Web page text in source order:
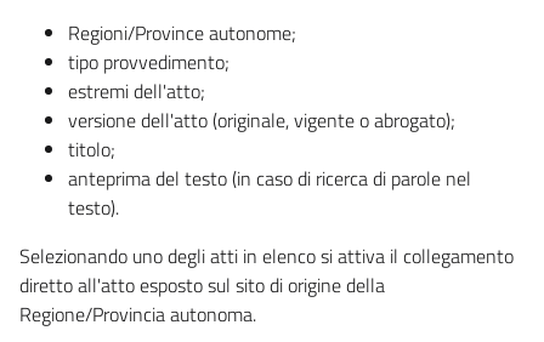
Regioni/Province autonome;
tipo provvedimento;
estremi dell'atto;
versione dell'atto (originale, vigente o abrogato);
titolo;
anteprima del testo (in caso di ricerca di parole nel
testo).
Selezionando uno degli atti in elenco si attiva il collegamento
diretto all'atto esposto sul sito di origine della
Regione/Provincia autonoma.